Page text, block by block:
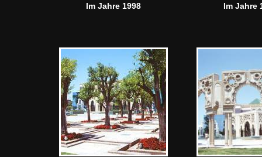
Im Jahre 1998 Im Jahre